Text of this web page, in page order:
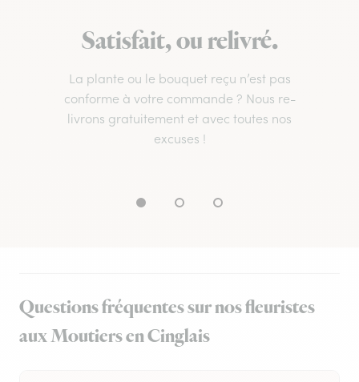
Satisfait, ou relivré.
La plante ou le bouquet reçu n’est pas
conforme à votre commande ? Nous re-
livrons gratuitement et avec toutes nos
excuses !
Questions fréquentes sur nos fleuristes
aux Moutiers en Cinglais